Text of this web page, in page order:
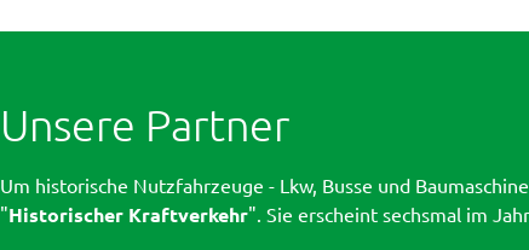
Unsere Partner
Um historische Nutzfahrzeuge - Lkw, Busse und
"Historischer Kraftverkehr". Sie erscheint sechsmal im